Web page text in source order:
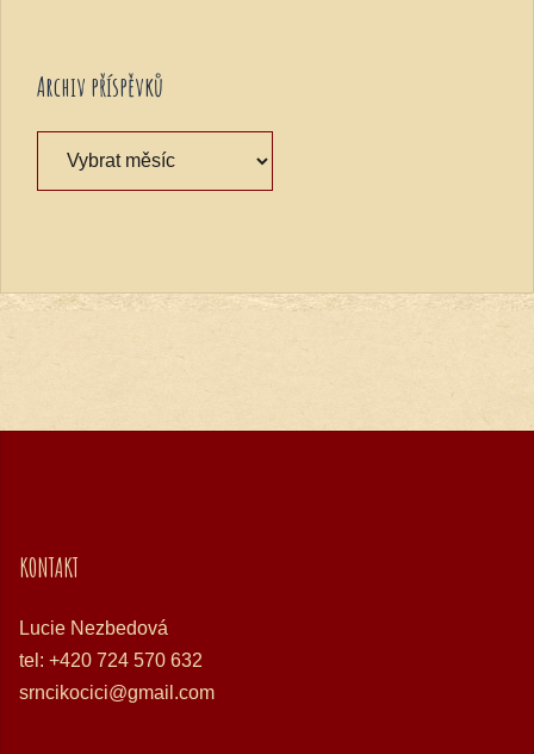
Archiv příspěvků
KONTAKT
Lucie Nezbedová
tel: +420 724 570 632
srncikocici@gmail.com